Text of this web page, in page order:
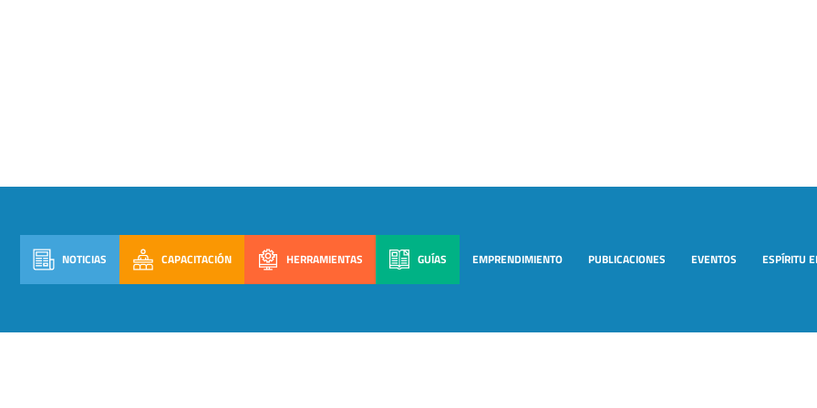
NOTICIAS CAPACITACIÓN HERRAMIENTAS GUÍAS EMPRENDIMIENTO PUBLICACIONES EVENTOS ESPÍRITU